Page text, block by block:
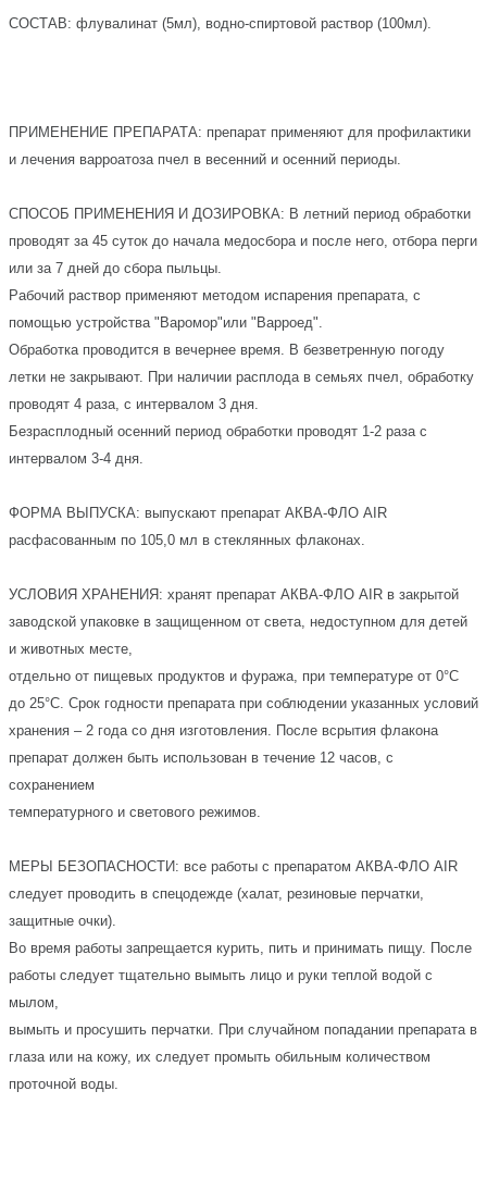
СОСТАВ: флувалинат (5мл), водно-спиртовой раствор (100мл).
ПРИМЕНЕНИЕ ПРЕПАРАТА: препарат применяют для профилактики
и лечения варроатоза пчел в весенний и осенний периоды.
СПОСОБ ПРИМЕНЕНИЯ И ДОЗИРОВКА: В летний период обработки
проводят за 45 суток до начала медосбора и после него, отбора перги
или за 7 дней до сбора пыльцы.
Рабочий раствор применяют методом испарения препарата, с
помощью устройства "Варомор"или "Варроед".
Обработка проводится в вечернее время. В безветренную погоду
летки не закрывают. При наличии расплода в семьях пчел, обработку
проводят 4 раза, с интервалом 3 дня.
Безрасплодный осенний период обработки проводят 1-2 раза с
интервалом 3-4 дня.
ФОРМА ВЫПУСКА: выпускают препарат АКВА-ФЛО AIR
расфасованным по 105,0 мл в стеклянных флаконах.
УСЛОВИЯ ХРАНЕНИЯ: хранят препарат АКВА-ФЛО AIR в закрытой
заводской упаковке в защищенном от света, недоступном для детей
и животных месте,
отдельно от пищевых продуктов и фуража, при температуре от 0°С
до 25°С. Срок годности препарата при соблюдении указанных условий
хранения – 2 года со дня изготовления. После всрытия флакона
препарат должен быть использован в течение 12 часов, с
сохранением
температурного и светового режимов.
МЕРЫ БЕЗОПАСНОСТИ: все работы с препаратом АКВА-ФЛО AIR
следует проводить в спецодежде (халат, резиновые перчатки,
защитные очки).
Во время работы запрещается курить, пить и принимать пищу. После
работы следует тщательно вымыть лицо и руки теплой водой с
мылом,
вымыть и просушить перчатки. При случайном попадании препарата в
глаза или на кожу, их следует промыть обильным количеством
проточной воды.